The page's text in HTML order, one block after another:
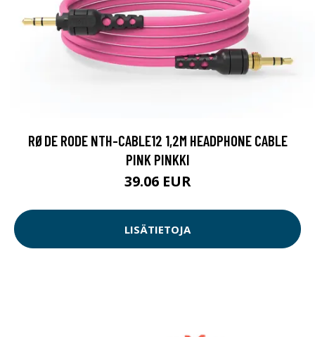
RØDE RODE NTH-CABLE12 1,2M HEADPHONE CABLE
PINK PINKKI
39.06 EUR
LISÄTIETOJA